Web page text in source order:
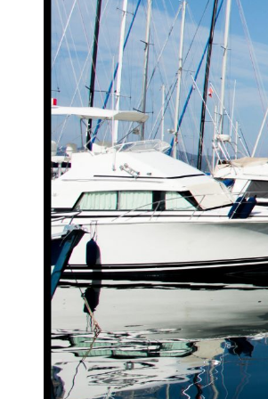
Previous